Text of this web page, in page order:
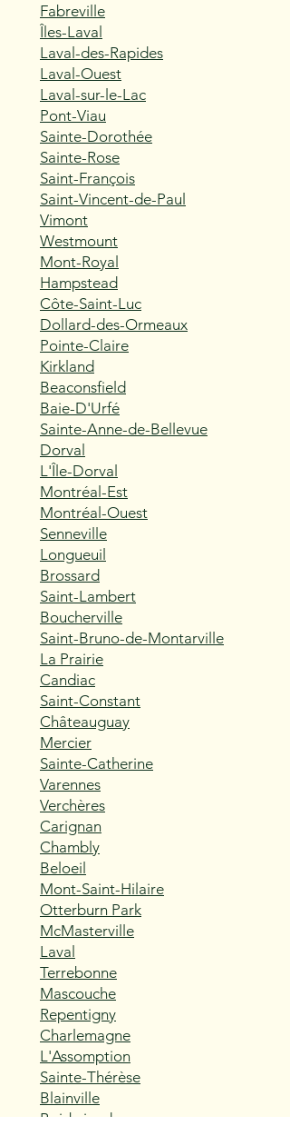
Fabreville
Îles-Laval
Laval-des-Rapides
Laval-Ouest
Laval-sur-le-Lac
Pont-Viau
Sainte-Dorothée
Sainte-Rose
Saint-François
Saint-Vincent-de-Paul
Vimont
Westmount
Mont-Royal
Hampstead
Côte-Saint-Luc
Dollard-des-Ormeaux
Pointe-Claire
Kirkland
Beaconsfield
Baie-D'Urfé
Sainte-Anne-de-Bellevue
Dorval
L'Île-Dorval
Montréal-Est
Montréal-Ouest
Senneville
Longueuil
Brossard
Saint-Lambert
Boucherville
Saint-Bruno-de-Montarville
La Prairie
Candiac
Saint-Constant
Châteauguay
Mercier
Sainte-Catherine
Varennes
Verchères
Carignan
Chambly
Beloeil
Mont-Saint-Hilaire
Otterburn Park
McMasterville
Laval
Terrebonne
Mascouche
Repentigny
Charlemagne
L'Assomption
Sainte-Thérèse
Blainville
Boisbriand